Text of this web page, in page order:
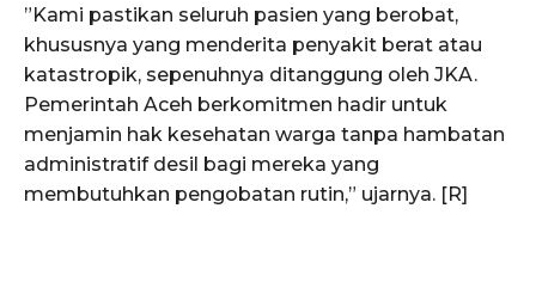
​”Kami pastikan seluruh pasien yang berobat,
khususnya yang menderita penyakit berat atau
katastropik, sepenuhnya ditanggung oleh JKA.
Pemerintah Aceh berkomitmen hadir untuk
menjamin hak kesehatan warga tanpa hambatan
administratif desil bagi mereka yang
membutuhkan pengobatan rutin,” ujarnya. [R]